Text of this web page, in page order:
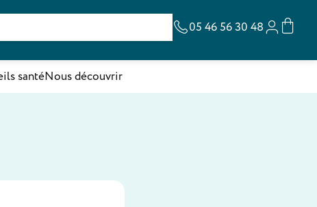
05 46 56 30 48
santéNous découvrir